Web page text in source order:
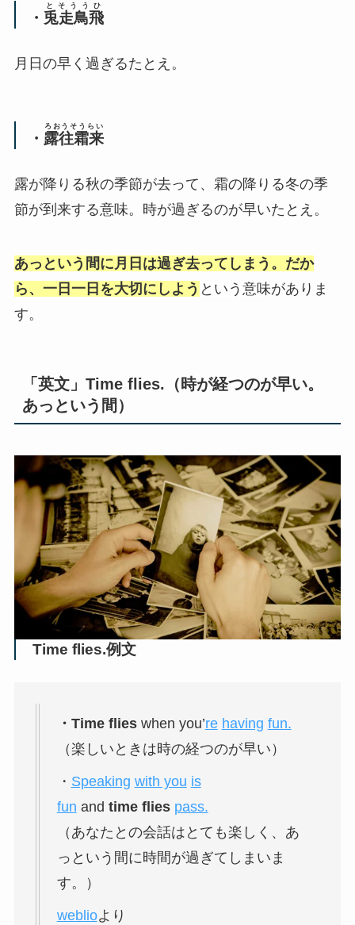
・ 兎走鳥飛
とそううひ
月日の早く過ぎるたとえ。
・ 露往霜来
ろおうそうらい
露が降りる秋の季節が去って、霜の降りる冬の季
節が到来する意味。時が過ぎるのが早いたとえ。
あっという間に月日は過ぎ去ってしまう。だか
ら、一日一日を大切にしよう という意味がありま
す。
「英文」Time flies.（時が経つのが早い。
あっという間）
Time flies.例文
・Time flieswhen you’re having fun.
（楽しいときは時の経つのが早い）
・ Speaking with you is
fun and time flies pass.
（あなたとの会話はとても楽しく、あ
っという間に時間が過ぎてしまいま
す。）
weblioより